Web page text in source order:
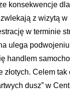
konsekwencje
z wizytą w
w terminie
ulega
handlem
Celem
dusz” w